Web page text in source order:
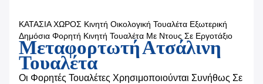
ΚΑΤΑΣΙΑ ΧΩΡΟΣ Κινητή Οικολογική Τουαλέτα Εξωτερική
Δημόσια Φορητή Κινητή Τουαλέτα Με Ντους Σε Εργοτάξιο
Μεταφορτωτή Ατσάλινη
Τουαλέτα
Οι Φορητές Τουαλέτες Χρησιμοποιούνται Συνήθως Σε